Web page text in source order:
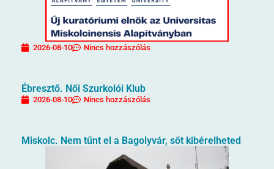
2026-08-10 Nincs hozzászólás
Ébresztő. Női Szurkolói Klub
2026-08-10 Nincs hozzászólás
Miskolc. Nem tűnt el a Bagolyvár, sőt kibérelheted